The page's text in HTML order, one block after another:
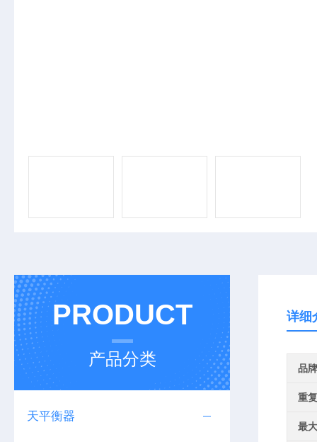
PRODUCT
产品分类
天平衡器
详细
品牌
重
最